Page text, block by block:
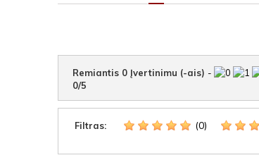
Remiantis 0 Įvertinimu (-ais) -
0/5
Filtras: (0)